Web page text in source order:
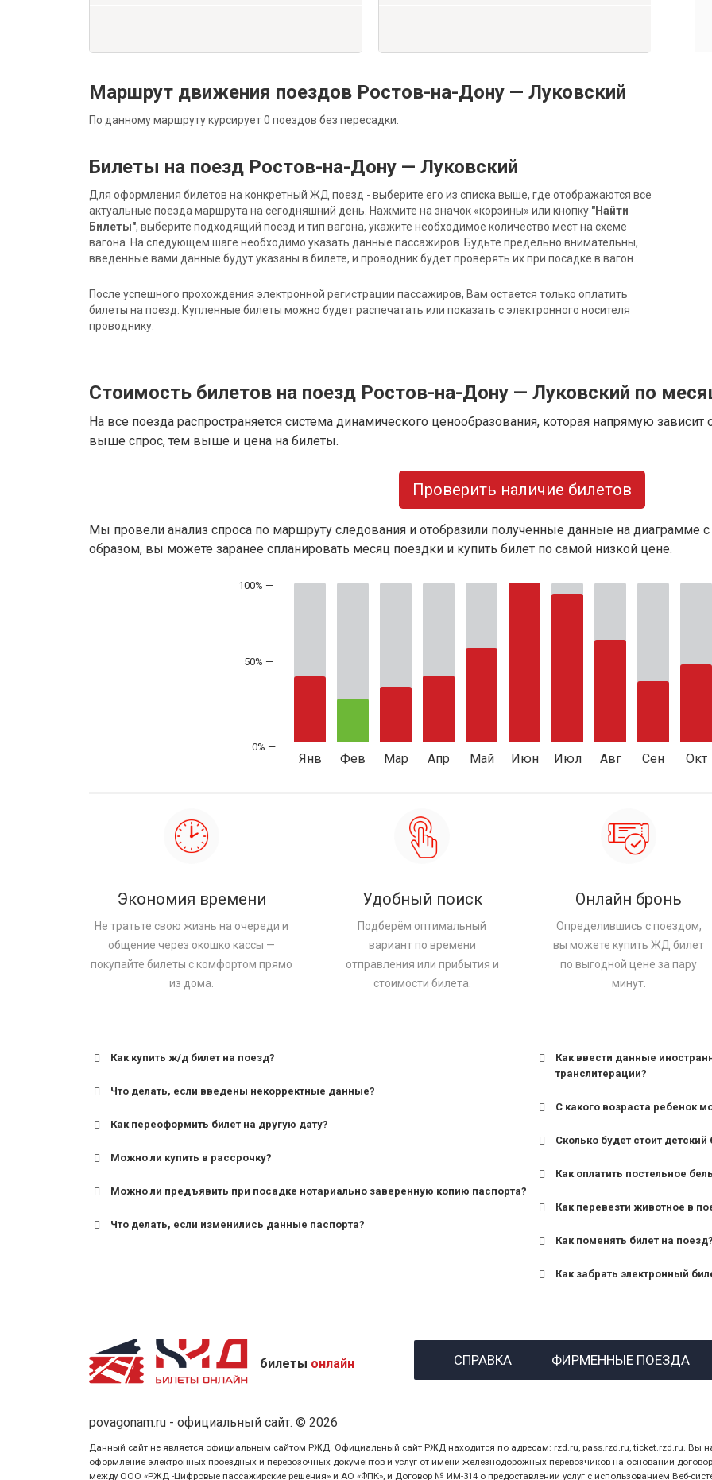
Маршрут движения поездов Ростов-на-Дону — Луковский
По данному маршруту курсирует 0 поездов без пересадки.
Билеты на поезд Ростов-на-Дону — Луковский
Для оформления билетов на конкретный ЖД поезд - выберите его из списка выше, где отображаются все
актуальные поезда маршрута на сегодняшний день. Нажмите на значок «корзины» или кнопку "Найти
Билеты", выберите подходящий поезд и тип вагона, укажите необходимое количество мест на схеме
вагона. На следующем шаге необходимо указать данные пассажиров. Будьте предельно внимательны,
введенные вами данные будут указаны в билете, и проводник будет проверять их при посадке в вагон.
После успешного прохождения электронной регистрации пассажиров, Вам остается только оплатить
билеты на поезд. Купленные билеты можно будет распечатать или показать с электронного носителя
проводнику.
Стоимость билетов на поезд Ростов-на-Дону — Луковский по
На все поезда распространяется система динамического ценообразования, которая напрямую
выше спрос, тем выше и цена на билеты.
Проверить наличие билетов
Мы провели анализ спроса по маршруту следования и отобразили полученные данные на диаграмме
образом, вы можете заранее спланировать месяц поездки и купить билет по самой низкой цене.
50% —
Янв Фев Мар Апр Май Июн Июл Авг Сен Окт
Экономия времени
Не тратьте свою жизнь на очереди и
общение через окошко кассы —
покупайте билеты с комфортом прямо
из дома.
Удобный поиск
Подберём оптимальный
вариант по времени
отправления или прибытия и
стоимости билета.
Онлайн бронь
Определившись с поездом,
вы можете купить ЖД билет
по выгодной цене за пару
минут.
Как купить ж/д билет на поезд?
Что делать, если введены некорректные данные?
Как переоформить билет на другую дату?
Можно ли купить в рассрочку?
Можно ли предъявить при посадке нотариально заверенную копию паспорта?
Что делать, если изменились данные паспорта?
Как ввести данные
транслитерации?
С какого возраста ребенок
для поездов дальнего
Сколько будет стоит детский
Как оплатить постельное
Как перевезти животное в
Как поменять билет на
Как забрать электронный
назвав кассиру 14-
билеты онлайн СПРАВКА ФИРМЕННЫЕ ПОЕЗДА
povagonam.ru - официальный сайт. © 2026
Данный сайт не является официальным сайтом РЖД. Официальный сайт РЖД находится по адресам: rzd.ru, pass.rzd.ru, ticket.rzd.ru. Вы
оформление электронных проездных и перевозочных документов и услуг от имени железнодорожных перевозчиков на основании
между ООО «РЖД -Цифровые пассажирские решения» и АО «ФПК», и Договор № ИМ-314 о предоставлении услуг с использованием Веб-